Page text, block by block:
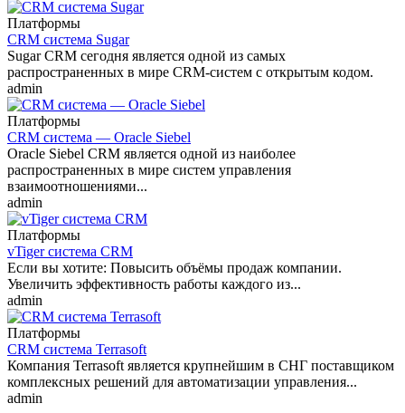
Платформы
CRM система Sugar
Sugar CRM сегодня является одной из самых
распространенных в мире CRM-систем c открытым кодом.
admin
Платформы
CRM система — Oracle Siebel
Oracle Siebel CRM является одной из наиболее
распространенных в мире систем управления
взаимоотношениями...
admin
Платформы
vTiger система CRM
Если вы хотите: Повысить объёмы продаж компании.
Увеличить эффективность работы каждого из...
admin
Платформы
CRM система Terrasoft
Компания Terrasoft является крупнейшим в СНГ поставщиком
комплексных решений для автоматизации управления...
admin